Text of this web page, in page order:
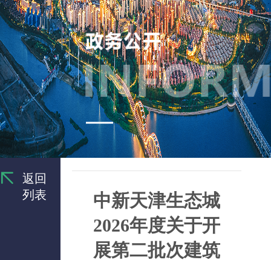
返回
列表
中新天津生态城
2026年度关于开
展第二批次建筑